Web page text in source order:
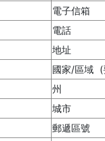
電子信箱
電話
地址
國家/區域 (
州
城市
郵遞區號